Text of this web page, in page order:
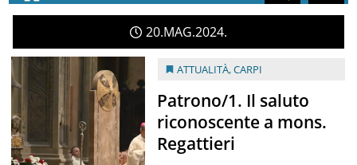
20 MAG 2024
ATTUALITÀ,CARPI
Patrono/1. Il saluto
riconoscente a mons.
Regattieri